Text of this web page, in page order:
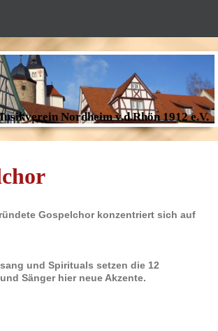
Nordheim v.d.Rhön 1912 e.V.
Gospelchor konzentriert sich auf
und Spirituals setzen die 12
Sänger hier neue Akzente.